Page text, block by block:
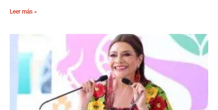
Leer más »